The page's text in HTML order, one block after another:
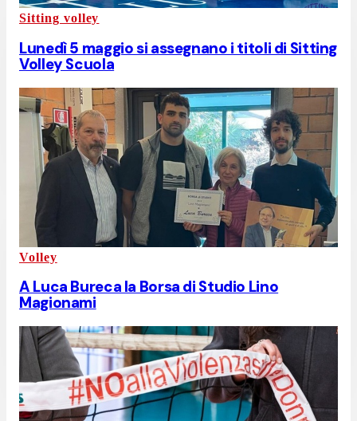
Sitting volley
Lunedì 5 maggio si assegnano i titoli di Sitting
Volley Scuola
Volley
A Luca Bureca la Borsa di Studio Lino
Magionami